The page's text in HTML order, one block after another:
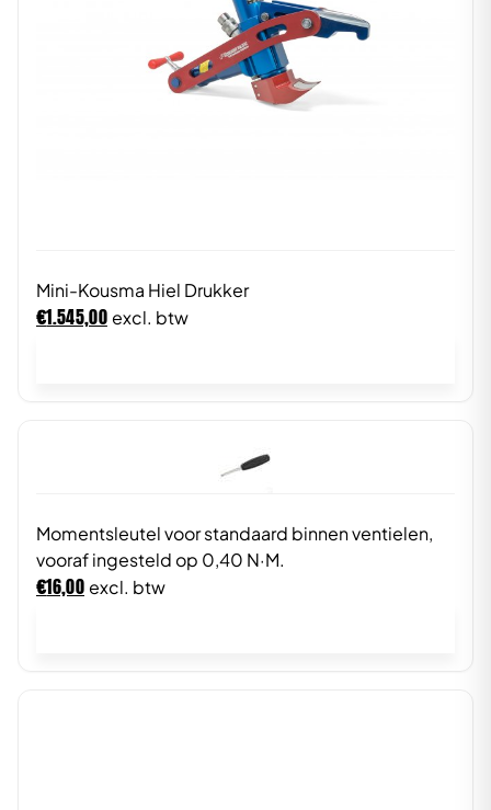
Mini-Kousma Hiel Drukker
€1.545,00 excl. btw
Momentsleutel voor standaard binnen ventielen,
vooraf ingesteld op 0,40 N·M.
€16,00 excl. btw